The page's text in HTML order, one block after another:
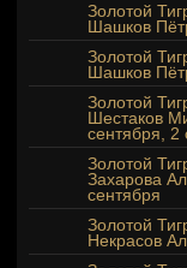
Золотой
Шашков
Золотой
Шашков
Золотой
Шестаков
сентября, 2
Золотой
Захарова
сентября
Золотой
Некрасов